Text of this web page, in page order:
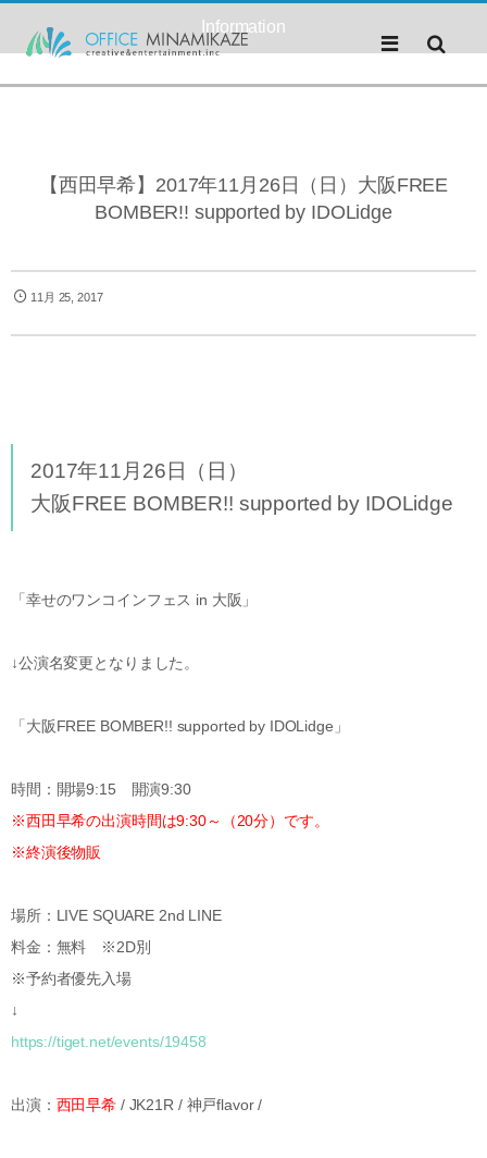
Information
【西田早希】2017年11月26日（日）大阪FREE
BOMBER!! supported by IDOLidge
11月 25, 2017
2017年11月26日（日）
大阪FREE BOMBER!! supported by IDOLidge
「幸せのワンコインフェス in 大阪」
↓公演名変更となりました。
「大阪FREE BOMBER!! supported by IDOLidge」
時間：開場9:15 開演9:30
※西田早希の出演時間は9:30～（20分）です。
※終演後物販
場所：LIVE SQUARE 2nd LINE
料金：無料 ※2D別
※予約者優先入場
↓
https://tiget.net/events/19458
出演： 西田早希 / JK21R / 神戸flavor /